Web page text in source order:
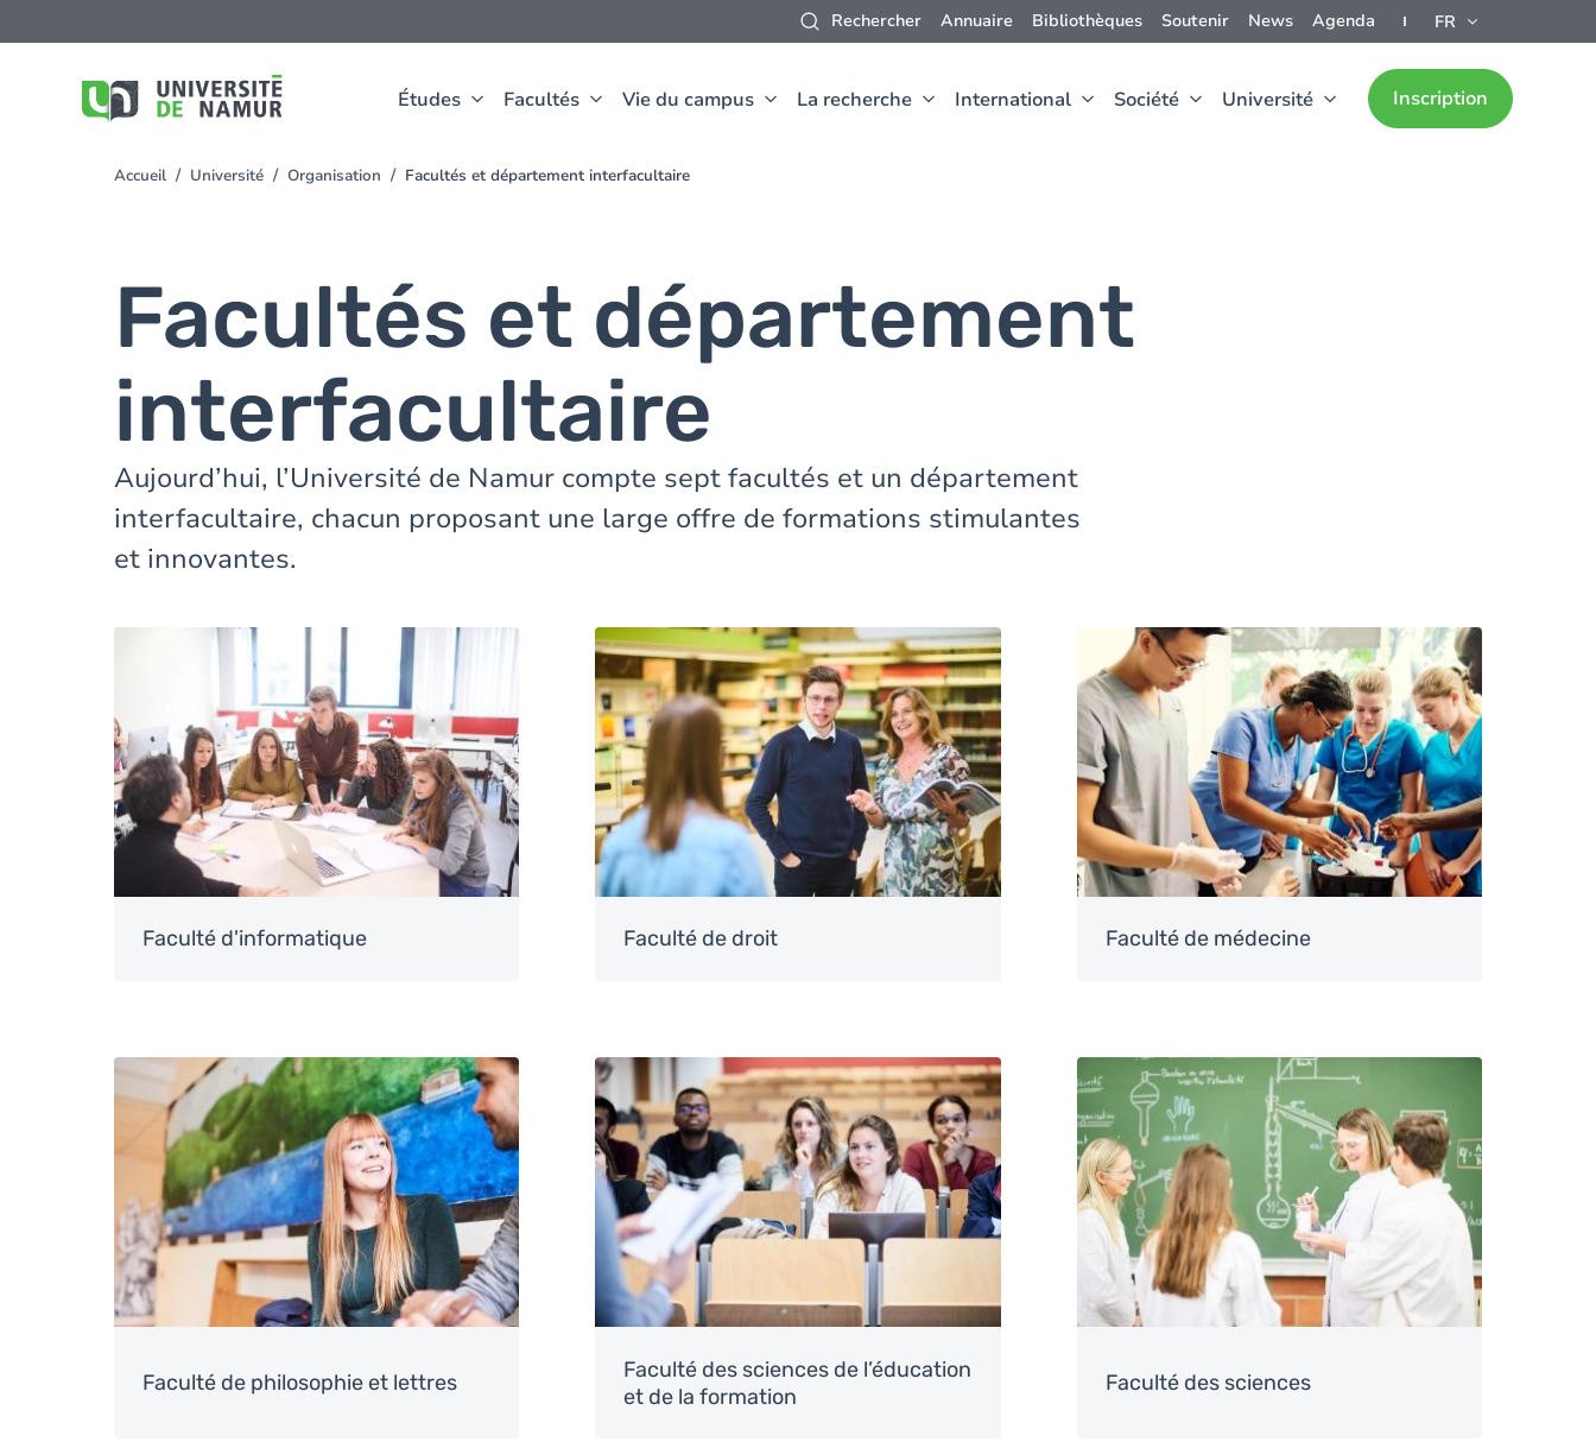
Rechercher Annuaire Bibliothèques Soutenir News Agenda FR
Études Facultés Vie du campus La recherche International Société Université Inscription
au
You
Accueil Université Organisation Facultés et département interfacultaire
Facultés et département
interfacultaire
Aujourd’hui, l’Université de Namur compte sept facultés et un département
interfacultaire, chacun proposant une large offre de formations stimulantes
et innovantes.
Faculté d'informatique
Image
Faculté de droit
Image
Faculté de médecine
Image
Faculté de philosophie et lettres
Image
Faculté des sciences de l’éducation
et de la formation
Image
Faculté des sciences